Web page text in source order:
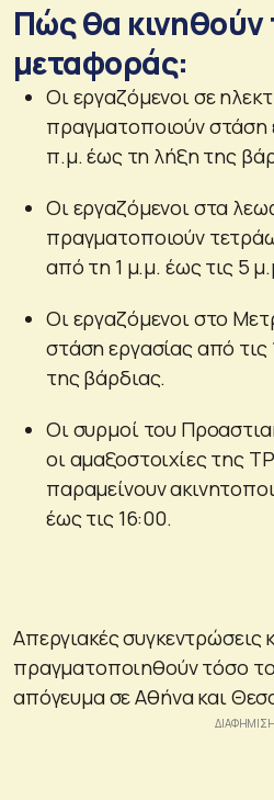
Πώς θα κινηθούν
μεταφοράς:
Οι εργαζόμενοι σε
πραγματοποιούν στάση
π.μ. έως τη λήξη της
Οι εργαζόμενοι στα
πραγματοποιούν
από τη 1 μ.μ. έως τις 5
Οι εργαζόμενοι στο
στάση εργασίας από
της βάρδιας.
Οι συρμοί του
οι αμαξοστοιχίες της
παραμείνουν
έως τις 16:00.
Απεργιακές συγκεντρώσεις
πραγματοποιηθούν τόσο
απόγευμα σε Αθήνα και